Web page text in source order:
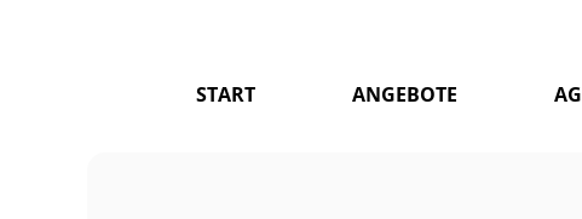
START ANGEBOTE